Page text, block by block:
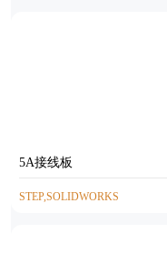
5A接线板
STEP,SOLIDWORKS